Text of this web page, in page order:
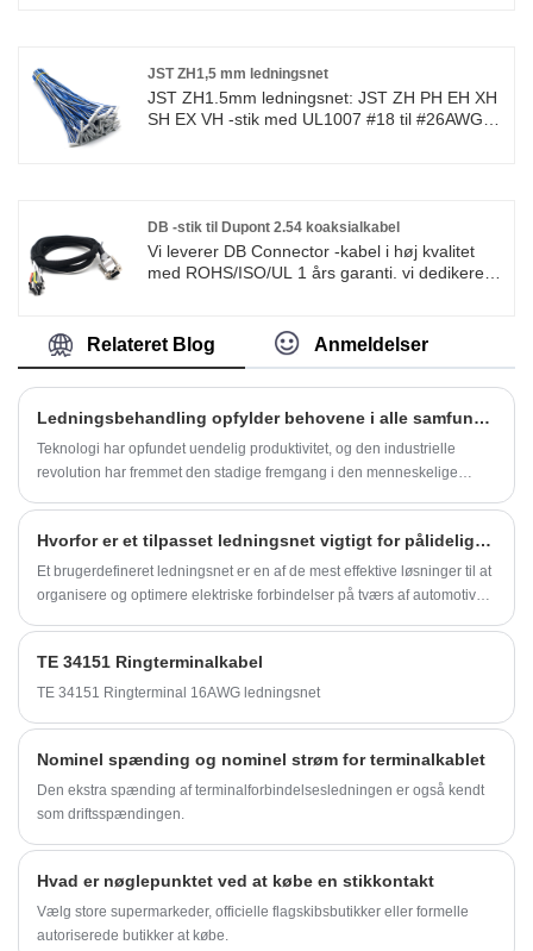
JST ZH1,5 mm ledningsnet
JST ZH1.5mm ledningsnet: JST ZH PH EH XH
SH EX VH -stik med UL1007 #18 til #26AWG
og Amerika. Vi forventer at blive din
langsigtede partner i Kina. JST seriel ledning til
bord han -hun Konnektorkabel kabelsamling
Pin Stikkontakter Ledningsnet.
DB -stik til Dupont 2.54 koaksialkabel
Vi leverer DB Connector -kabel i høj kvalitet
med ROHS/ISO/UL 1 års garanti. vi dedikerede
Europa og Amerika. Vi forventer at blive din
langsigtede partner i Kina.
Relateret Blog Anmeldelser
Ledningsbehandling opfylder behovene i alle samfundslag.
Teknologi har opfundet uendelig produktivitet, og den industrielle
revolution har fremmet den stadige fremgang i den menneskelige
Hvorfor er et tilpasset ledningsnet vigtigt for pålidelige elektriske systemer?
Et brugerdefineret ledningsnet er en af ​​de mest effektive løsninger til at
organisere og optimere elektriske forbindelser på tværs af automotive,
TE 34151 Ringterminalkabel
TE 34151 Ringterminal 16AWG ledningsnet
Nominel spænding og nominel strøm for terminalkablet
Den ekstra spænding af terminalforbindelsesledningen er også kendt
som driftsspændingen.
Hvad er nøglepunktet ved at købe en stikkontakt
Vælg store supermarkeder, officielle flagskibsbutikker eller formelle
autoriserede butikker at købe.